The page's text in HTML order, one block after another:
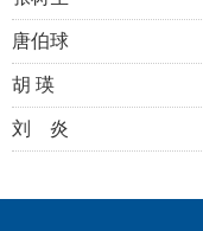
唐伯球
胡 瑛
刘 炎